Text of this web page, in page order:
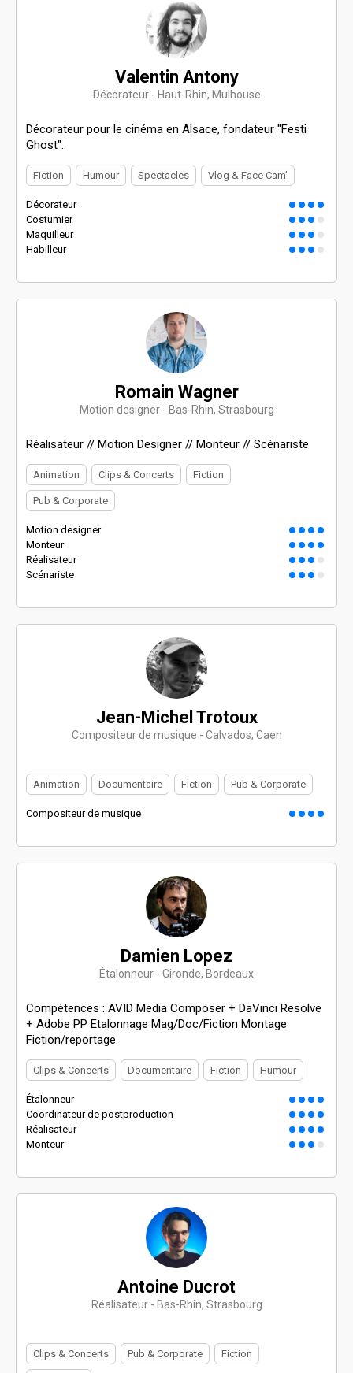
Valentin Antony
Décorateur - Haut-Rhin, Mulhouse
Décorateur pour le cinéma en Alsace, fondateur "Festi
Ghost"..
Fiction Humour Spectacles Vlog & Face Cam’
Décorateur
Costumier
Maquilleur
Habilleur
Romain Wagner
Motion designer - Bas-Rhin, Strasbourg
Réalisateur // Motion Designer // Monteur // Scénariste
Animation Clips & Concerts Fiction
Pub & Corporate
Motion designer
Monteur
Réalisateur
Scénariste
Jean-Michel Trotoux
Compositeur de musique - Calvados, Caen
Animation Documentaire Fiction Pub & Corporate
Compositeur de musique
Damien Lopez
Étalonneur - Gironde, Bordeaux
Compétences : AVID Media Composer + DaVinci Resolve
+ Adobe PP Etalonnage Mag/Doc/Fiction Montage
Fiction/reportage
Clips & Concerts Documentaire Fiction Humour
Étalonneur
Coordinateur de postproduction
Réalisateur
Monteur
Antoine Ducrot
Réalisateur - Bas-Rhin, Strasbourg
Clips & Concerts Pub & Corporate Fiction